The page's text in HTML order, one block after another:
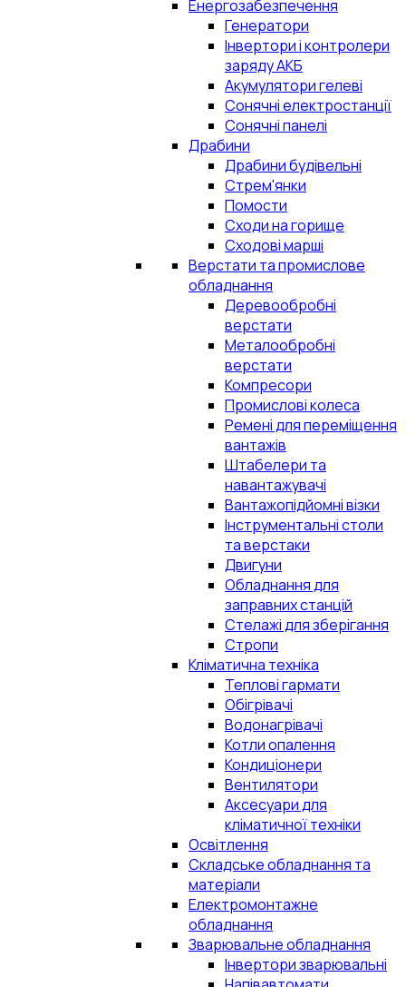
Енергозабезпечення
Генератори
Інвертори і контролери
заряду АКБ
Акумулятори гелеві
Сонячні електростанції
Сонячні панелі
Драбини
Драбини будівельні
Стрем'янки
Помости
Сходи на горище
Сходові марші
Верстати та промислове
обладнання
Деревообробні
верстати
Металообробні
верстати
Компресори
Промислові колеса
Ремені для переміщення
вантажів
Штабелери та
навантажувачі
Вантажопідйомні візки
Інструментальні столи
та верстаки
Двигуни
Обладнання для
заправних станцій
Стелажі для зберігання
Стропи
Кліматична техніка
Теплові гармати
Обігрівачі
Водонагрівачі
Котли опалення
Кондиціонери
Вентилятори
Аксесуари для
кліматичної техніки
Освітлення
Складське обладнання та
матеріали
Електромонтажне
обладнання
Зварювальне обладнання
Інвертори зварювальні